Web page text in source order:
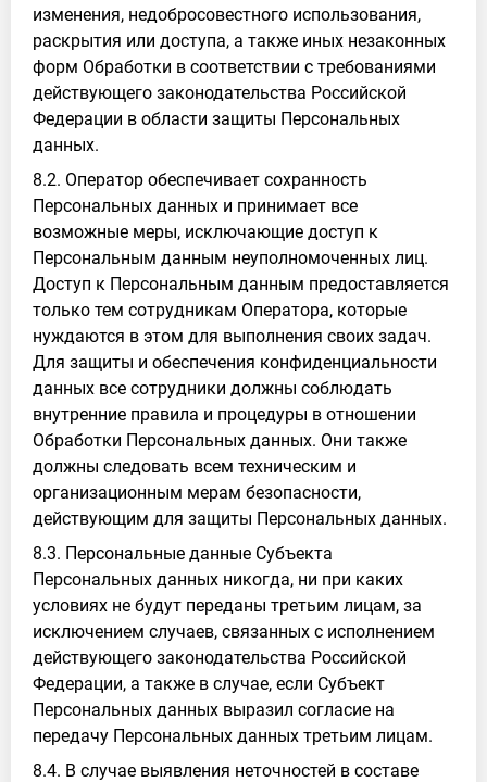
изменения, недобросовестного использования,
раскрытия или доступа, а также иных незаконных
форм Обработки в соответствии с требованиями
действующего законодательства Российской
Федерации в области защиты Персональных
данных.
8.2. Оператор обеспечивает сохранность
Персональных данных и принимает все
возможные меры, исключающие доступ к
Персональным данным неуполномоченных лиц.
Доступ к Персональным данным предоставляется
только тем сотрудникам Оператора, которые
нуждаются в этом для выполнения своих задач.
Для защиты и обеспечения конфиденциальности
данных все сотрудники должны соблюдать
внутренние правила и процедуры в отношении
Обработки Персональных данных. Они также
должны следовать всем техническим и
организационным мерам безопасности,
действующим для защиты Персональных данных.
8.3. Персональные данные Субъекта
Персональных данных никогда, ни при каких
условиях не будут переданы третьим лицам, за
исключением случаев, связанных с исполнением
действующего законодательства Российской
Федерации, а также в случае, если Субъект
Персональных данных выразил согласие на
передачу Персональных данных третьим лицам.
8.4. В случае выявления неточностей в составе